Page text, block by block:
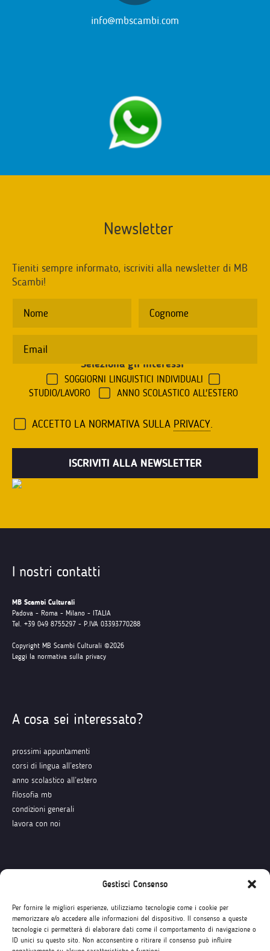
Gestisci Consenso
Per fornire le migliori esperienze, utilizziamo tecnologie come i cookie per
memorizzare e/o accedere alle informazioni del dispositivo. Il consenso a queste
tecnologie ci permetterà di elaborare dati come il comportamento di navigazione o
ID unici su questo sito. Non acconsentire o ritirare il consenso può influire
info@mbscambi.com
Newsletter
Tieniti sempre informato, iscriviti alla newsletter di MB
Scambi!
Seleziona gli interessi
SOGGIORNI LINGUISTICI INDIVIDUALI
STUDIO/LAVORO
ANNO SCOLASTICO ALL'ESTERO
ACCETTO LA NORMATIVA SULLA PRIVACY.
I nostri contatti
MB Scambi Culturali
Padova - Roma - Milano - ITALIA
Tel. +39 049 8755297 - P.IVA 03393770288
Copyright MB Scambi Culturali ©2026
Leggi la normativa sulla privacy
A cosa sei interessato?
prossimi appuntamenti
corsi di lingua all’estero
anno scolastico all’estero
filosofia mb
condizioni generali
lavora con noi